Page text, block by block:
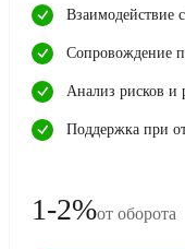
Взаимодействие
Сопровождение
Анализ рисков и
Поддержка при
1-2%от оборота